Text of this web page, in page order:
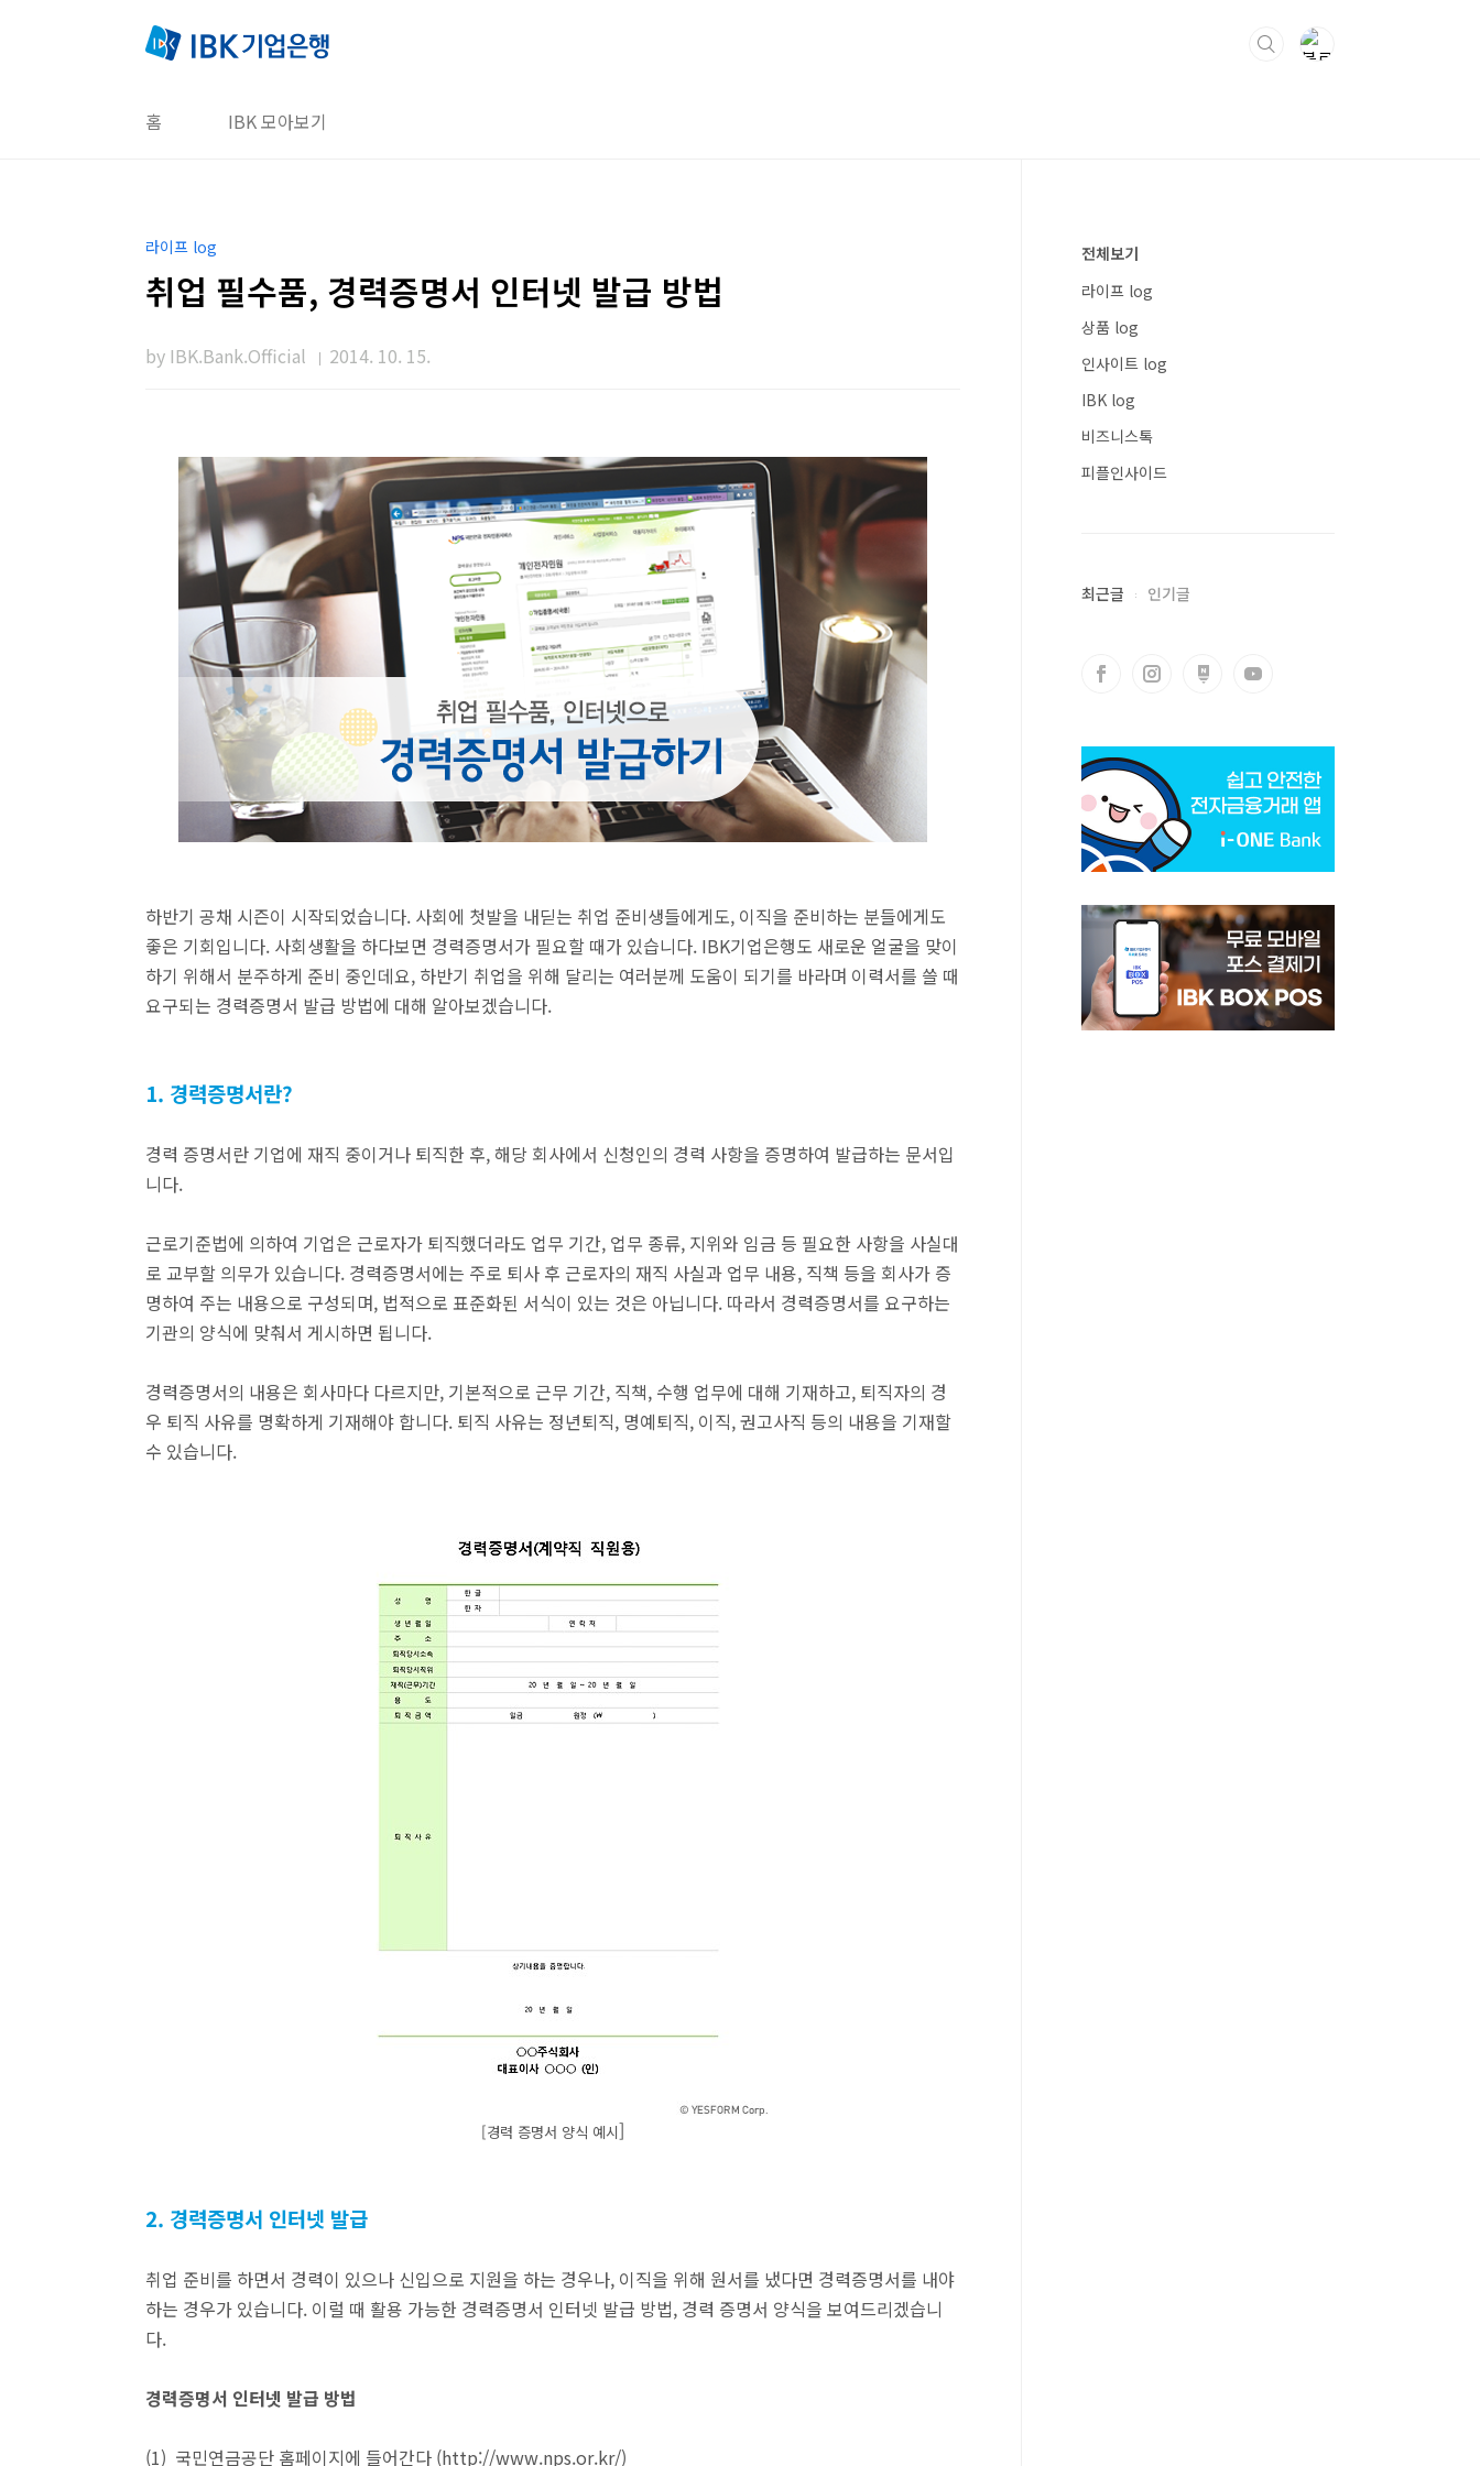
홈 IBK 모아보기
라이프 log
취업 필수품, 경력증명서 인터넷 발급 방법
by IBK.Bank.Official 2014. 10. 15.
하반기 공채 시즌이 시작되었습니다. 사회에 첫발을 내딛는 취업 준비생들에게도, 이직을 준비하는 분들에게도
좋은 기회입니다. 사회생활을 하다보면 경력증명서가 필요할 때가 있습니다. IBK기업은행도 새로운 얼굴을 맞이
하기 위해서 분주하게 준비 중인데요, 하반기 취업을 위해 달리는 여러분께 도움이 되기를 바라며 이력서를 쓸 때
요구되는 경력증명서 발급 방법에 대해 알아보겠습니다.
1. 경력증명서란?
경력 증명서란 기업에 재직 중이거나 퇴직한 후, 해당 회사에서 신청인의 경력 사항을 증명하여 발급하는 문서입
니다.
근로기준법에 의하여 기업은 근로자가 퇴직했더라도 업무 기간, 업무 종류, 지위와 임금 등 필요한 사항을 사실대
로 교부할 의무가 있습니다. 경력증명서에는 주로 퇴사 후 근로자의 재직 사실과 업무 내용, 직책 등을 회사가 증
명하여 주는 내용으로 구성되며, 법적으로 표준화된 서식이 있는 것은 아닙니다. 따라서 경력증명서를 요구하는
기관의 양식에 맞춰서 게시하면 됩니다.
경력증명서의 내용은 회사마다 다르지만, 기본적으로 근무 기간, 직책, 수행 업무에 대해 기재하고, 퇴직자의 경
우 퇴직 사유를 명확하게 기재해야 합니다. 퇴직 사유는 정년퇴직, 명예퇴직, 이직, 권고사직 등의 내용을 기재할
수 있습니다.
[경력 증명서 양식 예시]
2. 경력증명서 인터넷 발급
취업 준비를 하면서 경력이 있으나 신입으로 지원을 하는 경우나, 이직을 위해 원서를 냈다면 경력증명서를 내야
하는 경우가 있습니다. 이럴 때 활용 가능한 경력증명서 인터넷 발급 방법, 경력 증명서 양식을 보여드리겠습니
다.
경력증명서 인터넷 발급 방법
(1) 국민연금공단 홈페이지에 들어간다 (http://www.nps.or.kr/)
전체보기
라이프 log
상품 log
인사이트 log
IBK log
비즈니스톡
피플인사이드
최근글 인기글